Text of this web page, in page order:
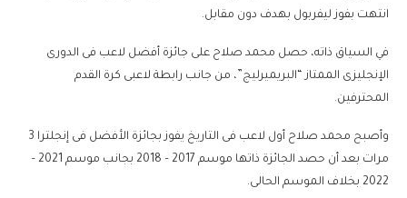
انتهت بفوز ليفربول بهدف دون مقابل.
في السياق ذاته، حصل محمد صلاح على جائزة أفضل لاعب فى الدورى
الإنجليزى الممتاز “البريميرليج”، من جانب رابطة لاعبى كرة القدم
المحترفين.
وأصبح محمد صلاح أول لاعب فى التاريخ يفوز بجائزة الأفضل فى إنجلترا 3
مرات بعد أن حصد الجائزة ذاتها موسم 2017 – 2018 بجانب موسم 2021 –
2022 بخلاف الموسم الحالى.